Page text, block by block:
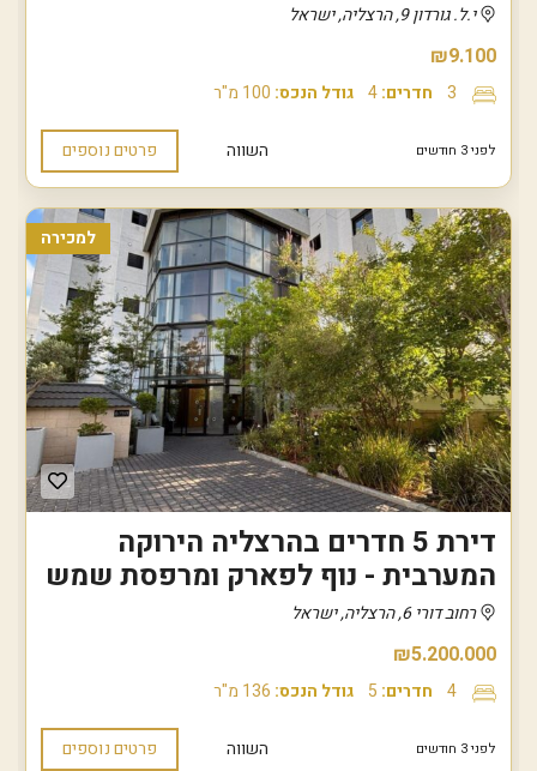
י.ל. גורדון 9, הרצליה, ישראל
₪9.100
3 חדרים:4 גודל הנכס: 100 מ"ר
לפני 3 חודשים השווה פרטים נוספים
למכירה
דירת 5 חדרים בהרצליה הירוקה
המערבית - נוף לפארק ומרפסת שמש
רחוב דורי 6, הרצליה, ישראל
₪5.200.000
4 חדרים: 5 גודל הנכס: 136 מ"ר
לפני 3 חודשים השווה פרטים נוספים